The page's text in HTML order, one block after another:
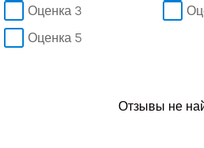
Оценка 3
Оценка 5
Отзывы не